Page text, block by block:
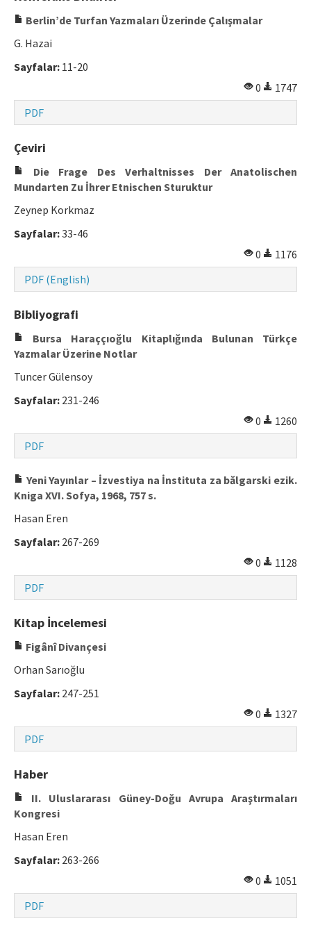
Berlin’de Turfan Yazmaları Üzerinde Çalışmalar
G. Hazai
Sayfalar: 11-20
0
1747
PDF
Çeviri
Die Frage Des Verhaltnisses Der Anatolischen
Mundarten Zu İhrer Etnischen Sturuktur
Zeynep Korkmaz
Sayfalar:33-46
0
1176
PDF (English)
Bibliyografi
Bursa Haraççıoğlu Kitaplığında Bulunan Türkçe
Yazmalar Üzerine Notlar
Tuncer Gülensoy
Sayfalar: 231-246
0
1260
PDF
Yeni Yayınlar – İzvestiya na İnstituta za bălgarski ezik.
Kniga XVI. Sofya, 1968, 757 s.
Hasan Eren
Sayfalar: 267-269
0
1128
PDF
Kitap İncelemesi
Figânî Divançesi
Orhan Sarıoğlu
Sayfalar: 247-251
0
1327
PDF
Haber
II. Uluslararası Güney-Doğu Avrupa Araştırmaları
Kongresi
Hasan Eren
Sayfalar: 263-266
0
1051
PDF